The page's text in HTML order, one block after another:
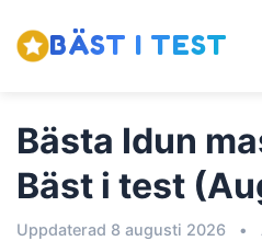
BÄST I TEST
Bästa Idun
Bäst i test
Uppdaterad 8 augusti 2026 •